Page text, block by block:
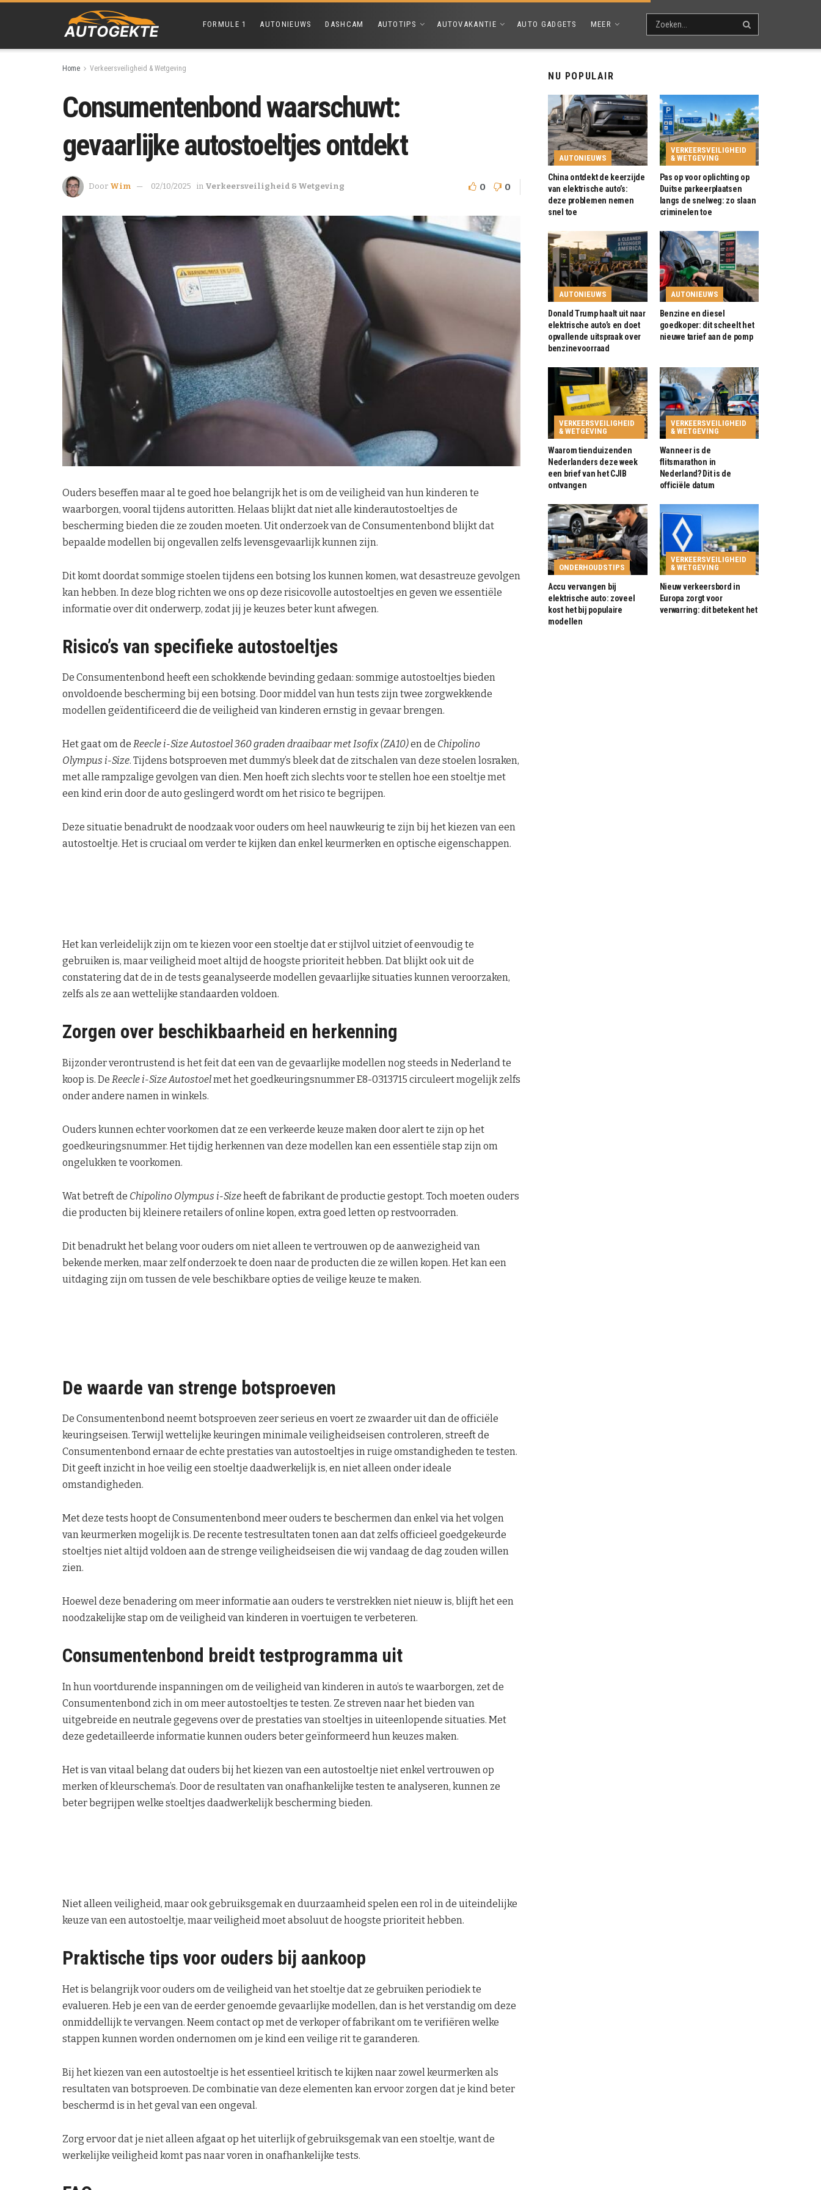
FORMULE 1 AUTONIEUWS DASHCAM AUTOTIPS AUTOVAKANTIE AUTO GADGETS MEER
Home Verkeersveiligheid & Wetgeving
Consumentenbond waarschuwt:
gevaarlijke autostoeltjes ontdekt
Door Wim 02/10/2025 in Verkeersveiligheid & Wetgeving 0 0
Ouders beseffen maar al te goed hoe belangrijk het is om de veiligheid van hun kinderen te
waarborgen, vooral tijdens autoritten. Helaas blijkt dat niet alle kinderautostoeltjes de
bescherming bieden die ze zouden moeten. Uit onderzoek van de Consumentenbond blijkt dat
bepaalde modellen bij ongevallen zelfs levensgevaarlijk kunnen zijn.
Dit komt doordat sommige stoelen tijdens een botsing los kunnen komen, wat desastreuze gevolgen
kan hebben. In deze blog richten we ons op deze risicovolle autostoeltjes en geven we essentiële
informatie over dit onderwerp, zodat jij je keuzes beter kunt afwegen.
Risico’s van specifieke autostoeltjes
De Consumentenbond heeft een schokkende bevinding gedaan: sommige autostoeltjes bieden
onvoldoende bescherming bij een botsing. Door middel van hun tests zijn twee zorgwekkende
modellen geïdentificeerd die de veiligheid van kinderen ernstig in gevaar brengen.
Het gaat om de Reecle i-Size Autostoel 360 graden draaibaar met Isofix (ZA10)en de Chipolino
Olympus i-Size. Tijdens botsproeven met dummy’s bleek dat de zitschalen van deze stoelen losraken,
met alle rampzalige gevolgen van dien. Men hoeft zich slechts voor te stellen hoe een stoeltje met
een kind erin door de auto geslingerd wordt om het risico te begrijpen.
Deze situatie benadrukt de noodzaak voor ouders om heel nauwkeurig te zijn bij het kiezen van een
autostoeltje. Het is cruciaal om verder te kijken dan enkel keurmerken en optische eigenschappen.
Het kan verleidelijk zijn om te kiezen voor een stoeltje dat er stijlvol uitziet of eenvoudig te
gebruiken is, maar veiligheid moet altijd de hoogste prioriteit hebben. Dat blijkt ook uit de
constatering dat de in de tests geanalyseerde modellen gevaarlijke situaties kunnen veroorzaken,
zelfs als ze aan wettelijke standaarden voldoen.
Zorgen over beschikbaarheid en herkenning
Bijzonder verontrustend is het feit dat een van de gevaarlijke modellen nog steeds in Nederland te
koop is. De Reecle i-Size Autostoelmet het goedkeuringsnummer E8-0313715 circuleert mogelijk zelfs
onder andere namen in winkels.
Ouders kunnen echter voorkomen dat ze een verkeerde keuze maken door alert te zijn op het
goedkeuringsnummer. Het tijdig herkennen van deze modellen kan een essentiële stap zijn om
ongelukken te voorkomen.
Wat betreft de Chipolino Olympus i-Sizeheeft de fabrikant de productie gestopt. Toch moeten ouders
die producten bij kleinere retailers of online kopen, extra goed letten op restvoorraden.
Dit benadrukt het belang voor ouders om niet alleen te vertrouwen op de aanwezigheid van
bekende merken, maar zelf onderzoek te doen naar de producten die ze willen kopen. Het kan een
uitdaging zijn om tussen de vele beschikbare opties de veilige keuze te maken.
De waarde van strenge botsproeven
De Consumentenbond neemt botsproeven zeer serieus en voert ze zwaarder uit dan de officiële
keuringseisen. Terwijl wettelijke keuringen minimale veiligheidseisen controleren, streeft de
Consumentenbond ernaar de echte prestaties van autostoeltjes in ruige omstandigheden te testen.
Dit geeft inzicht in hoe veilig een stoeltje daadwerkelijk is, en niet alleen onder ideale
omstandigheden.
Met deze tests hoopt de Consumentenbond meer ouders te beschermen dan enkel via het volgen
van keurmerken mogelijk is. De recente testresultaten tonen aan dat zelfs officieel goedgekeurde
stoeltjes niet altijd voldoen aan de strenge veiligheidseisen die wij vandaag de dag zouden willen
zien.
Hoewel deze benadering om meer informatie aan ouders te verstrekken niet nieuw is, blijft het een
noodzakelijke stap om de veiligheid van kinderen in voertuigen te verbeteren.
Consumentenbond breidt testprogramma uit
In hun voortdurende inspanningen om de veiligheid van kinderen in auto’s te waarborgen, zet de
Consumentenbond zich in om meer autostoeltjes te testen. Ze streven naar het bieden van
uitgebreide en neutrale gegevens over de prestaties van stoeltjes in uiteenlopende situaties. Met
deze gedetailleerde informatie kunnen ouders beter geïnformeerd hun keuzes maken.
Het is van vitaal belang dat ouders bij het kiezen van een autostoeltje niet enkel vertrouwen op
merken of kleurschema’s. Door de resultaten van onafhankelijke testen te analyseren, kunnen ze
beter begrijpen welke stoeltjes daadwerkelijk bescherming bieden.
Niet alleen veiligheid, maar ook gebruiksgemak en duurzaamheid spelen een rol in de uiteindelijke
keuze van een autostoeltje, maar veiligheid moet absoluut de hoogste prioriteit hebben.
Praktische tips voor ouders bij aankoop
Het is belangrijk voor ouders om de veiligheid van het stoeltje dat ze gebruiken periodiek te
evalueren. Heb je een van de eerder genoemde gevaarlijke modellen, dan is het verstandig om deze
onmiddellijk te vervangen. Neem contact op met de verkoper of fabrikant om te verifiëren welke
stappen kunnen worden ondernomen om je kind een veilige rit te garanderen.
Bij het kiezen van een autostoeltje is het essentieel kritisch te kijken naar zowel keurmerken als
resultaten van botsproeven. De combinatie van deze elementen kan ervoor zorgen dat je kind beter
beschermd is in het geval van een ongeval.
Zorg ervoor dat je niet alleen afgaat op het uiterlijk of gebruiksgemak van een stoeltje, want de
werkelijke veiligheid komt pas naar voren in onafhankelijke tests.
NU POPULAIR
AUTONIEUWS
China ontdekt de keerzijde
van elektrische auto’s:
deze problemen nemen
snel toe
VERKEERSVEILIGHEID
& WETGEVING
Pas op voor oplichting op
Duitse parkeerplaatsen
langs de snelweg: zo slaan
criminelen toe
AUTONIEUWS
Donald Trump haalt uit naar
elektrische auto’s en doet
opvallende uitspraak over
benzinevoorraad
AUTONIEUWS
Benzine en diesel
goedkoper: dit scheelt het
nieuwe tarief aan de pomp
VERKEERSVEILIGHEID
& WETGEVING
Waarom tienduizenden
Nederlanders deze week
een brief van het CJIB
ontvangen
VERKEERSVEILIGHEID
& WETGEVING
Wanneer is de
flitsmarathon in
Nederland? Dit is de
officiële datum
ONDERHOUDSTIPS
Accu vervangen bij
elektrische auto: zoveel
kost het bij populaire
modellen
VERKEERSVEILIGHEID
& WETGEVING
Nieuw verkeersbord in
Europa zorgt voor
verwarring: dit betekent het